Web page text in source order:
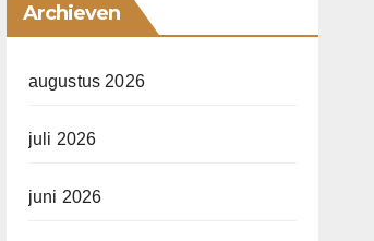
Archieven
augustus 2026
juli 2026
juni 2026